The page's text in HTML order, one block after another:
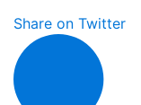
Share on Twitter